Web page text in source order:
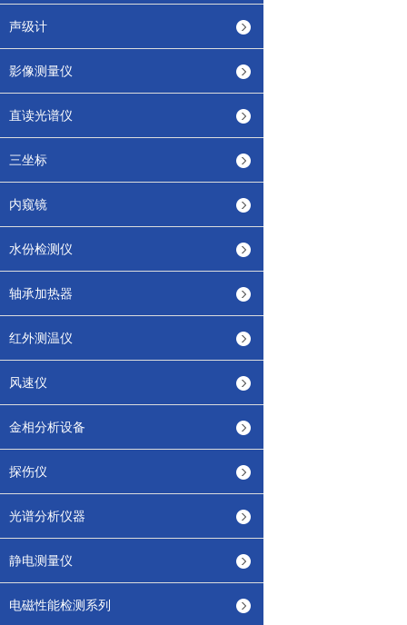
声级计
影像测量仪
直读光谱仪
三坐标
内窥镜
水份检测仪
轴承加热器
红外测温仪
风速仪
金相分析设备
探伤仪
光谱分析仪器
静电测量仪
电磁性能检测系列